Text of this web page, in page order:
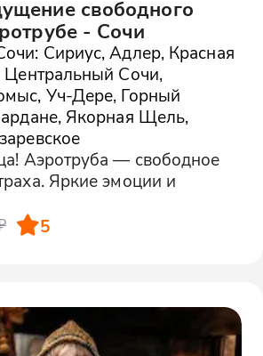
свободного
- Сочи
Сириус, Адлер, Красная
Центральный Сочи,
Уч-Дере, Горный
Якорная Щель,
Аэротруба — свободное
Яркие эмоции и
5